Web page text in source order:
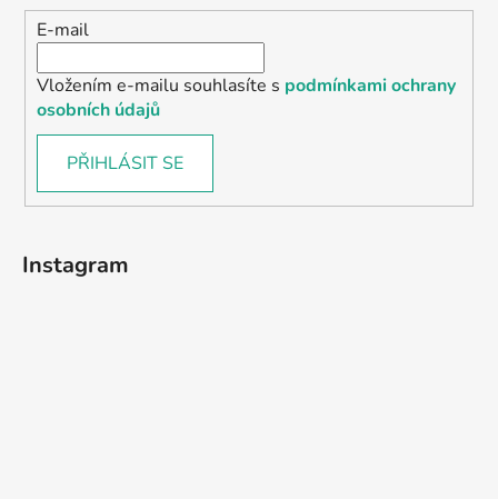
E-mail
Vložením e-mailu souhlasíte s podmínkami ochrany
osobních údajů
PŘIHLÁSIT SE
Instagram